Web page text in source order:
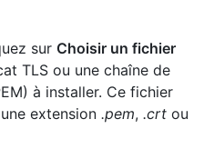
sur Choisir un fichier
TLS ou une chaîne de
à installer. Ce fichier
extension .pem, .crt ou